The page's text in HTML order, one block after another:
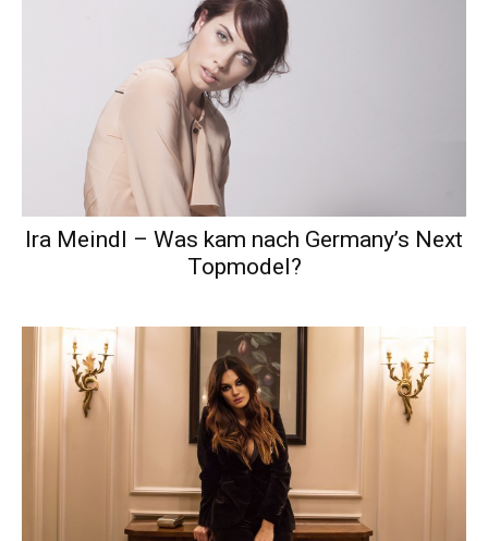
Ira Meindl – Was kam nach Germany’s Next
Topmodel?